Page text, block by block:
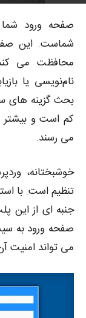
صفحه ورود
شماست. این
محافظت می
نام‌نویسی یا
بحث گزینه های
کم است و بیشتر
می رسند.
خوشبختانه،
تنظیم است. با
جنبه ای از این
صفحه ورود به
می تواند امنیت